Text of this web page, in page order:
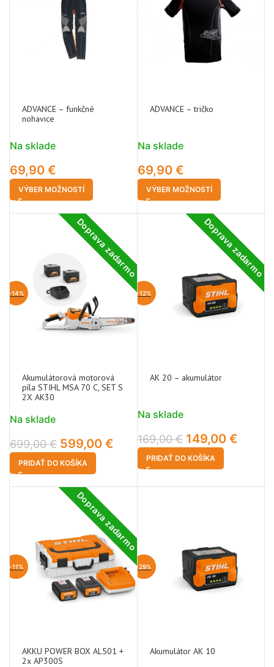
ADVANCE – funkčné
nohavice
Na sklade
69,90 €
VÝBER MOŽNOSTÍ
ADVANCE – tričko
Na sklade
69,90 €
VÝBER MOŽNOSTÍ
Doprava zadarmo
-14%
Akumulátorová motorová
píla STIHL MSA 70 C, SET S
2X AK30
Na sklade
699,00€ 599,00 €
PRIDAŤ DO KOŠÍKA
Doprava zadarmo
-12%
AK 20 – akumulátor
Na sklade
169,00€ 149,00 €
PRIDAŤ DO KOŠÍKA
Doprava zadarmo
-11%
AKKU POWER BOX AL501 +
2x AP300S
-29%
Akumulátor AK 10